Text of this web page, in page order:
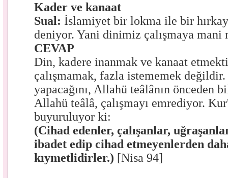
Kader ve kanaat
Sual: İslamiyet bir lokma ile bir
deniyor. Yani dinimiz çalışmaya mani
CEVAP
Din, kadere inanmak ve kanaat
çalışmamak, fazla istememek
yapacağını, Allahü teâlânın önceden
Allahü teâlâ, çalışmayı emrediyor.
buyuruluyor ki:
(Cihad edenler, çalışanlar,
ibadet edip cihad etmeyenlerden
kıymetlidirler.) [Nisa 94]